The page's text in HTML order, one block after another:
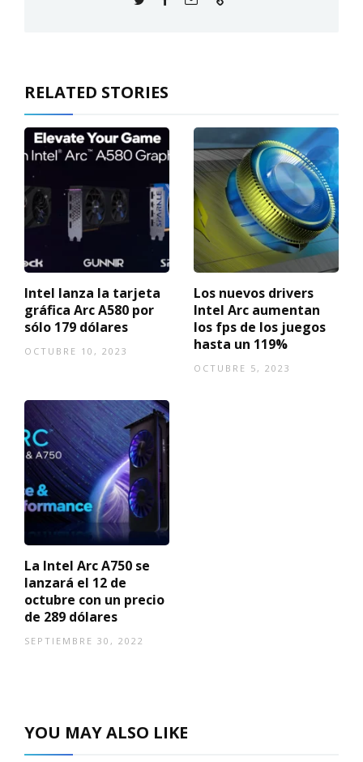
RELATED STORIES
Intel lanza la tarjeta
gráfica Arc A580 por
sólo 179 dólares
OCTUBRE 10, 2023
Los nuevos drivers
Intel Arc aumentan
los fps de los juegos
hasta un 119%
OCTUBRE 5, 2023
La Intel Arc A750 se
lanzará el 12 de
octubre con un precio
de 289 dólares
SEPTIEMBRE 30, 2022
YOU MAY ALSO LIKE